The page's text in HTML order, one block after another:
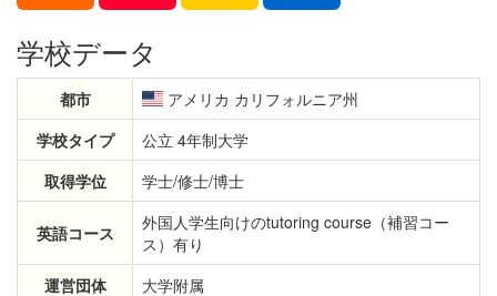
学校データ
都市
アメリカ カリフォルニア州
学校タイプ
公立 4年制大学
取得学位
学士/修士/博士
英語コース
外国人学生向けのtutoring course（補習コー
ス）有り
運営団体
大学附属